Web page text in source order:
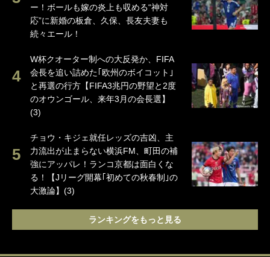
ー！ボールも嫁の炎上も収める“神対
応”に新婚の板倉、久保、長友夫妻も
続々エール！
W杯クオーター制への大反発か、FIFA
会長を追い詰めた｢欧州のボイコット｣
と再選の行方【FIFA3兆円の野望と2度
のオウンゴール、来年3月の会長選】
(3)
チョウ・キジェ就任レッズの吉凶、主
力流出が止まらない横浜FM、町田の補
強にアッパレ！ランコ京都は面白くな
る！【Jリーグ開幕｢初めての秋春制｣の
大激論】(3)
ランキングをもっと見る